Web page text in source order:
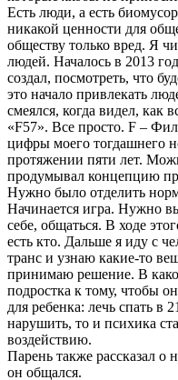
Есть люди, а есть
никакой ценности для
обществу только вред. Я
людей. Началось в 2013
создал, посмотреть, что
это начало привлекать
смеялся, когда видел, как
«F57». Все просто. F –
цифры моего тогдашнего
протяжении пяти лет.
продумывал концепцию
Нужно было отделить
Начинается игра. Нужно
себе, общаться. В ходе
есть кто. Дальше я иду с
транс и узнаю какие-то
принимаю решение. В
подростка к тому, чтобы
для ребенка: лечь спать в
нарушить, то и психика
воздействию.
Парень также рассказал о
он общался.